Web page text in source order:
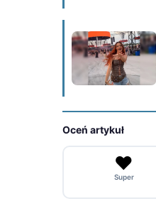
Oceń artykuł
❤️
Super